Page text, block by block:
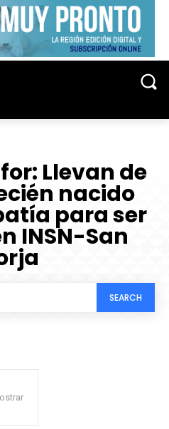
Llevan de
nacido
para ser
INSN-San
SEARCH